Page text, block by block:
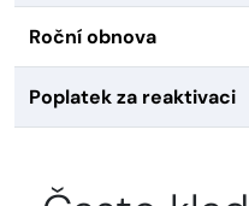
Roční obnova
Poplatek za reaktivaci